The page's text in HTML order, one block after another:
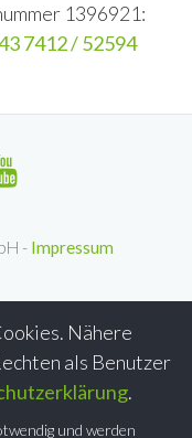
Nähere
als Benutzer
.
und werden
1396921:
7412 / 52594
- Impressum